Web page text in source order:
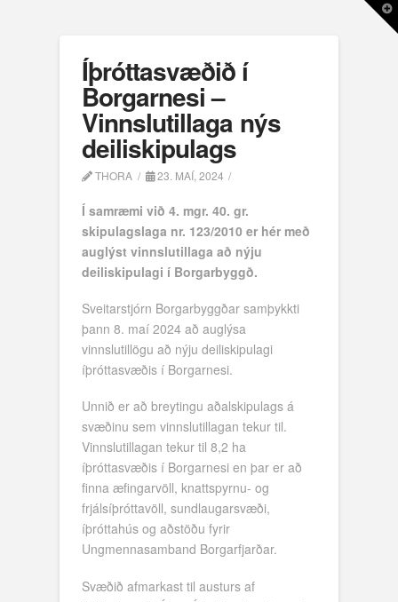
Íþróttasvæðið í
Borgarnesi –
Vinnslutillaga nýs
deiliskipulags
THORA 23. MAÍ, 2024
Í samræmi við 4. mgr. 40. gr.
skipulagslaga nr. 123/2010 er hér með
auglýst vinnslutillaga að nýju
deiliskipulagi í Borgarbyggð.
Sveitarstjórn Borgarbyggðar samþykkti
þann 8. maí 2024 að auglýsa
vinnslutillögu að nýju deiliskipulagi
íþróttasvæðis í Borgarnesi.
Unnið er að breytingu aðalskipulags á
svæðinu sem vinnslutillagan tekur til.
Vinnslutillagan tekur til 8,2 ha
íþróttasvæðis í Borgarnesi en þar er að
finna æfingarvöll, knattspyrnu- og
frjálsíþróttavöll, sundlaugarsvæði,
íþróttahús og aðstöðu fyrir
Ungmennasamband Borgarfjarðar.
Svæðið afmarkast til austurs af